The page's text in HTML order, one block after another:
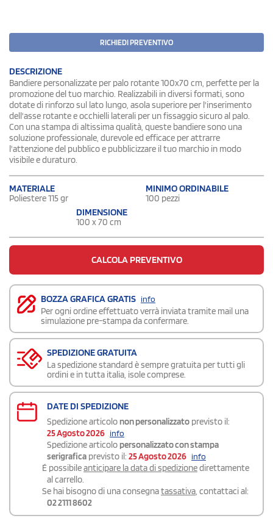
RICHIEDI PREVENTIVO
DESCRIZIONE
Bandiere personalizzate per palo rotante 100x70 cm, perfette per la
promozione del tuo marchio. Realizzabili in diversi formati, sono
dotate di rinforzo sul lato lungo, asola superiore per l'inserimento
dell'asse rotante e occhielli laterali per un fissaggio sicuro al palo.
Con una stampa di altissima qualità, queste bandiere sono una
soluzione professionale, durevole ed efficace per attrarre
l'attenzione del pubblico e pubblicizzare il tuo marchio in modo
visibile e duraturo.
MATERIALE
Poliestere 115 gr
MINIMO ORDINABILE
100 pezzi
DIMENSIONE
100 x 70 cm
CALCOLA PREVENTIVO
BOZZA GRAFICA GRATIS info
Per ogni ordine effettuato verrà inviata tramite mail una
simulazione pre-stampa da confermare.
SPEDIZIONE GRATUITA
La spedizione standard è sempre gratuita per tutti gli
ordini e in tutta italia, isole comprese.
DATE DI SPEDIZIONE
Spedizione articolo non personalizzato previsto il:
25 Agosto 2026 info
Spedizione articolo personalizzato con stampa
serigrafica previsto il: 25 Agosto 2026 info
É possibileanticipare la data di spedizionedirettamente
al carrello.
Se hai bisogno di una consegnatassativa, contattaci al:
02 2111 8602